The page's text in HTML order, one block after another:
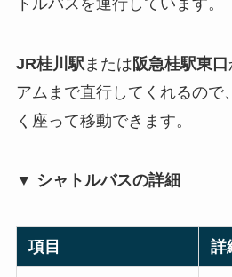
JR桂川駅 または 阪急桂駅東口
アムまで直行してくれるので
く座って移動できます。
▼ シャトルバスの詳細
項目 詳